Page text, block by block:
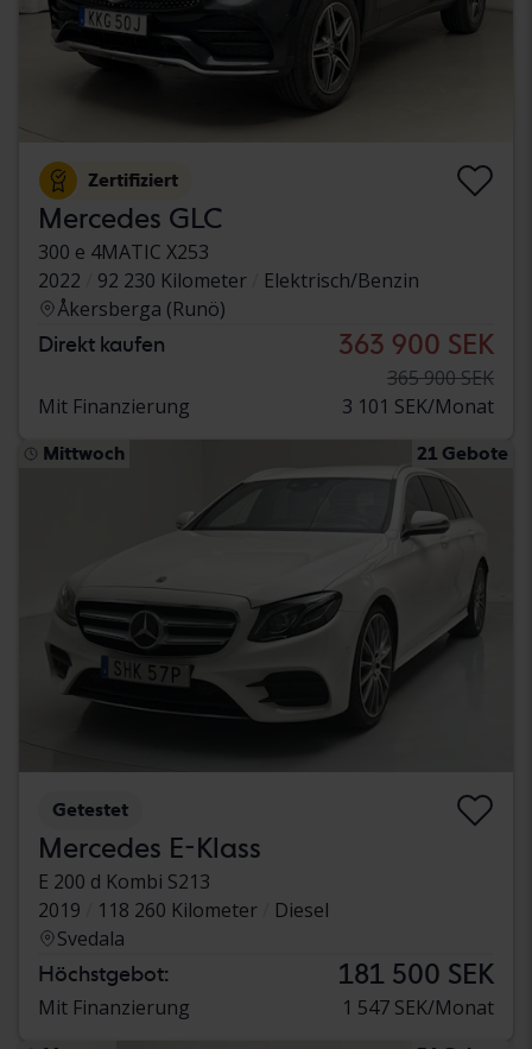
Zertifiziert
Mercedes GLC
300 e 4MATIC X253
2022
92 230 Kilometer
Elektrisch/Benzin
Åkersberga (Runö)
Direkt kaufen 363 900 SEK
365 900 SEK
Mit Finanzierung
3 101 SEK/Monat
Mittwoch 21 Gebote
Getestet
Mercedes E-Klass
E 200 d Kombi S213
2019
118 260 Kilometer
Diesel
Svedala
Höchstgebot: 181 500 SEK
Mit Finanzierung 1 547 SEK/Monat